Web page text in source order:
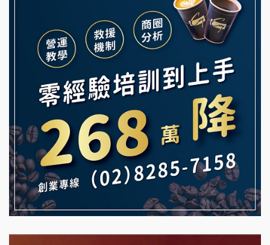
微風亭鐵板燒加盟說明會
鮮茶道加盟說明會
【曉妍美妝】誠徵行政櫃檯
自助洗衣店誠徵代洗收送人員(台中市)
MUSHEN徵SPA美容芳療師
日十。早午食加盟說明會
拾鑶火鍋加盟說明會
Mr.Wish加盟說明會
白鬍泡泡 BOHO POPO加盟說明會
雞咕雞咕加盟說明會
TEA TOP加盟說明會
珍好味臭臭鍋加盟說明會
藍象廷泰式火鍋加盟說明會